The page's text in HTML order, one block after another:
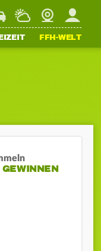
WetterWebcamMein FFH
FFH-WELT